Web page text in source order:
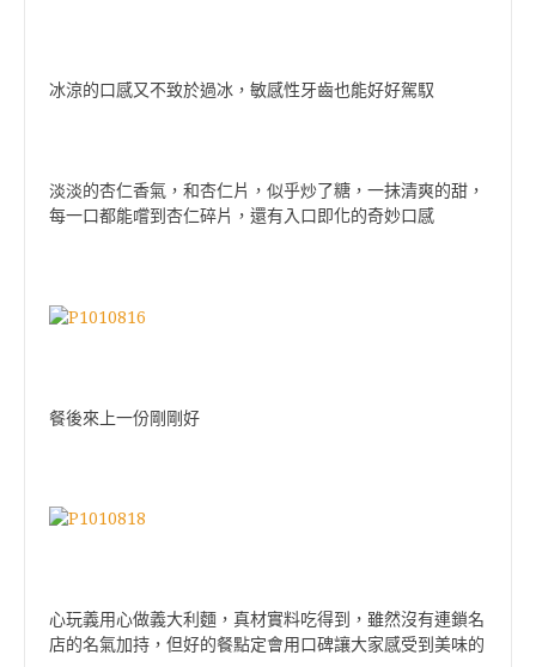
冰涼的口感又不致於過冰，敏感性牙齒也能好好駕馭
淡淡的杏仁香氣，和杏仁片，似乎炒了糖，一抹清爽的甜，
每一口都能嚐到杏仁碎片，還有入口即化的奇妙口感
餐後來上一份剛剛好
心玩義用心做義大利麵，真材實料吃得到，雖然沒有連鎖名
店的名氣加持，但好的餐點定會用口碑讓大家感受到美味的